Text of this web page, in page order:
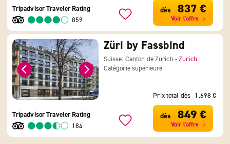
Tripadvisor Traveler Rating
859
dès 837 €
Voir l'offre
Züri by Fassbind
Suisse: Canton de Zurich -Zurich
Catégorie supérieure
Tripadvisor Traveler Rating
184
Prix total dès 1.698 €
dès 849 €
Voir l'offre